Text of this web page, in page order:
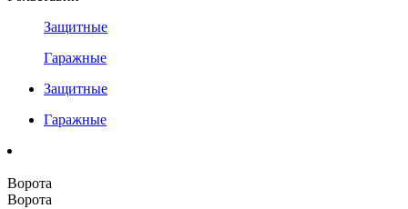
Защитные
Гаражные
Защитные
Гаражные
Ворота
Ворота